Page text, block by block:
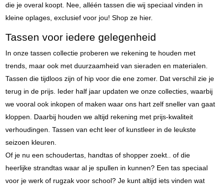
die je overal koopt. Nee, alléén tassen die wij speciaal vinden in
kleine oplages, exclusief voor jou! Shop ze hier.
Tassen voor iedere gelegenheid
In onze tassen collectie proberen we rekening te houden met
trends, maar ook met duurzaamheid van sieraden en materialen.
Tassen die tijdloos zijn of hip voor die ene zomer. Dat verschil zie je
terug in de prijs. Ieder half jaar updaten we onze collecties, waarbij
we vooral ook inkopen of maken waar ons hart zelf sneller van gaat
kloppen. Daarbij houden we altijd rekening met prijs-kwaliteit
verhoudingen. Tassen van echt leer of kunstleer in de leukste
seizoen kleuren.
Of je nu een schoudertas, handtas of shopper zoekt.. of die
heerlijke strandtas waar al je spullen in kunnen? Een tas speciaal
voor je werk of rugzak voor school? Je kunt altijd iets vinden wat